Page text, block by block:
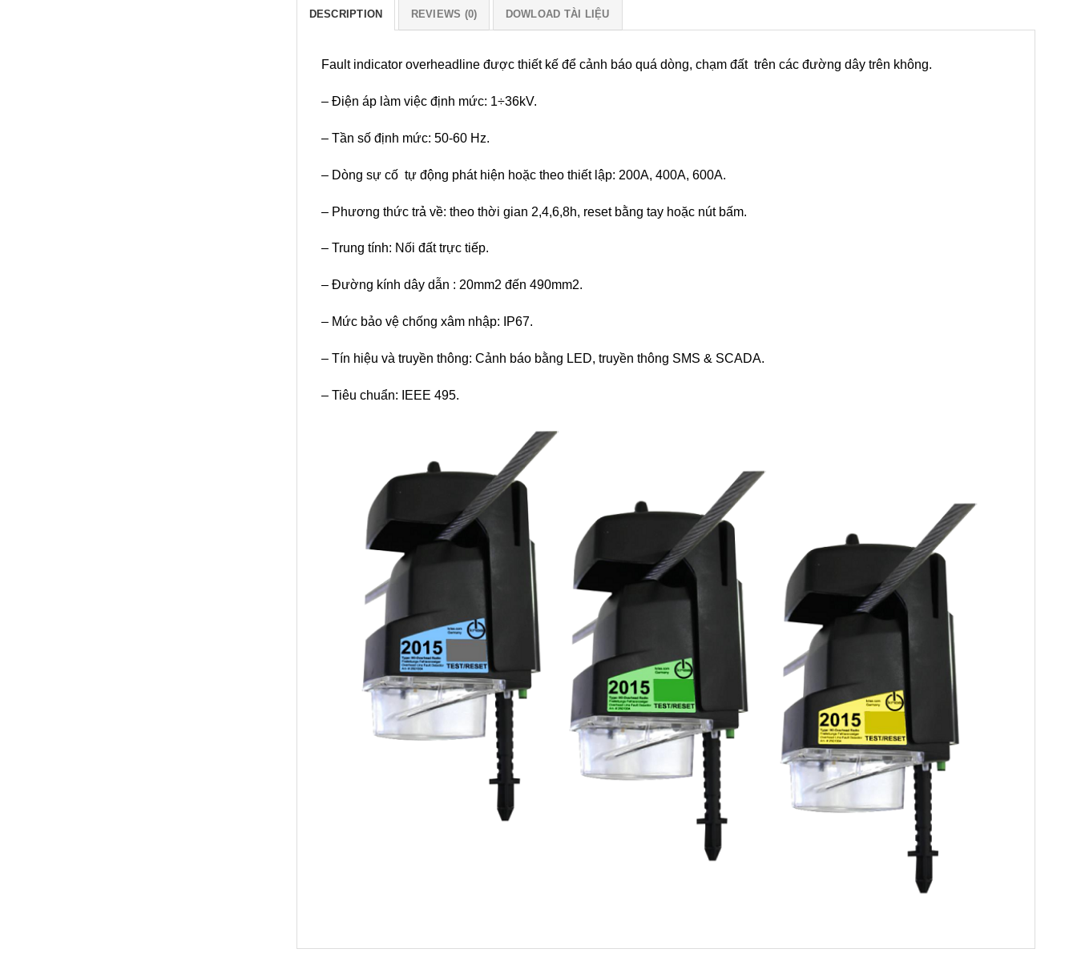
DESCRIPTION REVIEWS (0) DOWLOAD TÀI LIỆU
Fault indicator overheadline được thiết kế để cảnh báo quá dòng, chạm đất trên các đường dây trên không.
– Điện áp làm việc định mức: 1÷36kV.
– Tần số định mức: 50-60 Hz.
– Dòng sự cố tự động phát hiện hoặc theo thiết lập: 200A, 400A, 600A.
– Phương thức trả về: theo thời gian 2,4,6,8h, reset bằng tay hoặc nút bấm.
– Trung tính: Nối đất trực tiếp.
– Đường kính dây dẫn : 20mm2 đến 490mm2.
– Mức bảo vệ chống xâm nhập: IP67.
– Tín hiệu và truyền thông: Cảnh báo bằng LED, truyền thông SMS & SCADA.
– Tiêu chuẩn: IEEE 495.